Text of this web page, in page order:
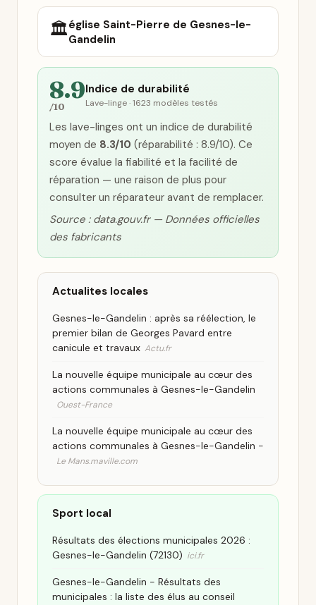
🏛️église Saint-Pierre de Gesnes-le-
Gandelin
8.9
/10
Indice de durabilité
Lave-linge · 1623 modèles testés
Les lave-linges ont un indice de durabilité
moyen de 8.3/10 (réparabilité : 8.9/10). Ce
score évalue la fiabilité et la facilité de
réparation — une raison de plus pour
consulter un réparateur avant de remplacer.
Source : data.gouv.fr — Données officielles
des fabricants
Actualites locales
Gesnes-le-Gandelin : après sa réélection, le
premier bilan de Georges Pavard entre
canicule et travaux Actu.fr
La nouvelle équipe municipale au cœur des
actions communales à Gesnes-le-Gandelin
Ouest-France
La nouvelle équipe municipale au cœur des
actions communales à Gesnes-le-Gandelin -
Le Mans.maville.com
Sport local
Résultats des élections municipales 2026 :
Gesnes-le-Gandelin (72130) ici.fr
Gesnes-le-Gandelin - Résultats des
municipales : la liste des élus au conseil